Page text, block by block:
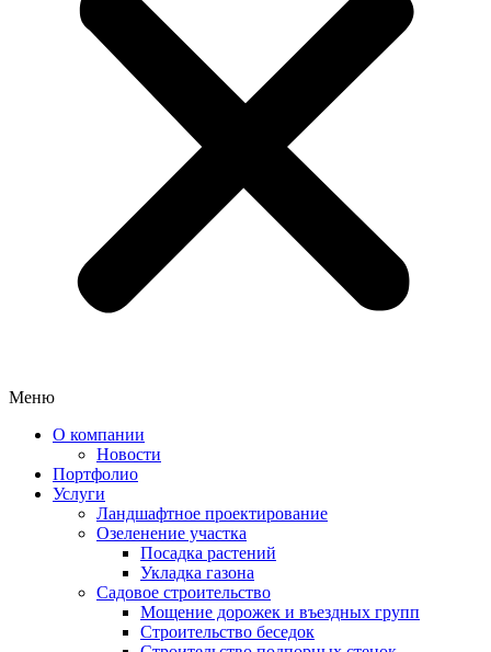
Меню
О компании
Новости
Портфолио
Услуги
Ландшафтное проектирование
Озеленение участка
Посадка растений
Укладка газона
Садовое строительство
Мощение дорожек и въездных групп
Строительство беседок